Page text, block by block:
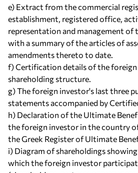
e) Extract from the commercial
establishment, registered office,
representation and management of
with a summary of the articles of
amendments thereto to date.
f) Certification details of the
shareholding structure.
g) The foreign investor's last three
statements accompanied by
h) Declaration of the Ultimate
the foreign investor in the country
the Greek Register of Ultimate
i) Diagram of shareholdings
which the foreign investor